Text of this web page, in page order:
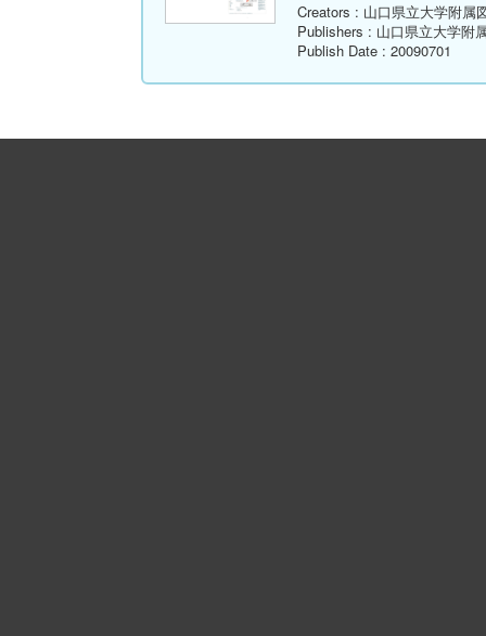
Creators : 山口県立大学附属
Publishers : 山口県立大学附
Publish Date : 20090701